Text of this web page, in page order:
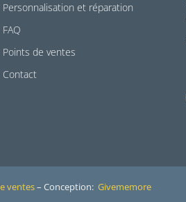
Personnalisation et réparation
FAQ
Points de ventes
Contact
ventes– Conception: Givememore